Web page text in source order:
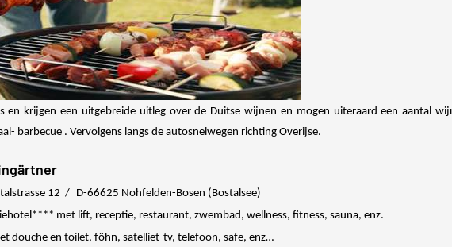
en krijgen een uitgebreide uitleg over de Duitse wijnen en mogen uiteraard een aantal
barbecue . Vervolgens langs de autosnelwegen richting Overijse.
12 / D-66625 Nohfelden-Bosen (Bostalsee)
met lift, receptie, restaurant, zwembad, wellness, fitness, sauna, enz.
douche en toilet, föhn, satelliet-tv, telefoon, safe, enz…